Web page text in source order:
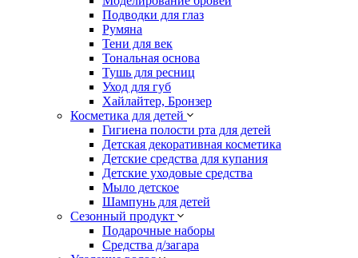
Подводки для глаз
Румяна
Тени для век
Тональная основа
Тушь для ресниц
Уход для губ
Хайлайтер, Бронзер
Косметика для детей
Гигиена полости рта для детей
Детская декоративная косметика
Детские средства для купания
Детские уходовые средства
Мыло детское
Шампунь для детей
Сезонный продукт
Подарочные наборы
Средства д/загара